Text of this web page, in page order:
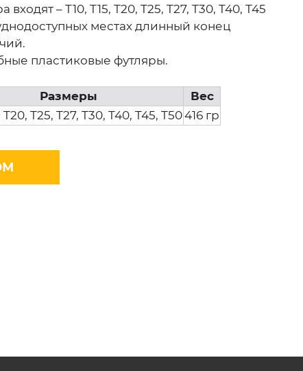
– T10, T15, T20, T25, T27, T30, T40, T45
местах длинный конец
пластиковые футляры.
Размеры
Вес
T20, T25, T27, T30, T40, T45, T50416 гр